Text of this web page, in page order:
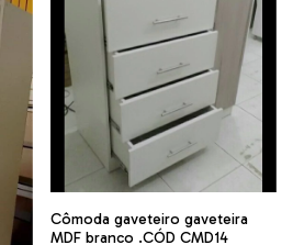
Cômoda gaveteiro gaveteira
MDF branco .CÓD CMD14